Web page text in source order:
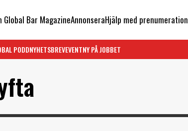
Global Bar MagazineAnnonseraHjälp med prenumeration
PODDNYHETSBREVEVENTNY PÅ JOBBET